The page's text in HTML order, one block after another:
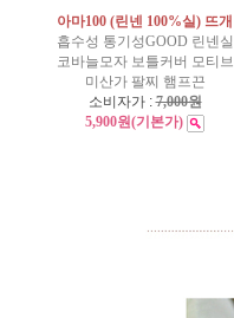
아마100 (린넨 100%실) 뜨개
흡수성 통기성GOOD 린넨실
코바늘모자 보틀커버 모티브
미산가 팔찌 햄프끈
소비자가 :7,000원
5,900원(기본가)